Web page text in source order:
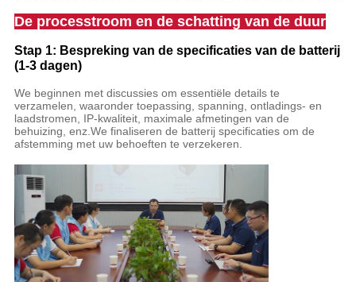
De processtroom en de schatting van de duur
Stap 1: Bespreking van de specificaties van de batterij
(1-3 dagen)
We beginnen met discussies om essentiële details te
verzamelen, waaronder toepassing, spanning, ontladings- en
laadstromen, IP-kwaliteit, maximale afmetingen van de
behuizing, enz.We finaliseren de batterij specificaties om de
afstemming met uw behoeften te verzekeren.